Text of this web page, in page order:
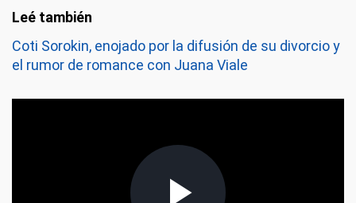
Coti Sorokin, enojado por la difusión de su divorcio y
el rumor de romance con Juana Viale